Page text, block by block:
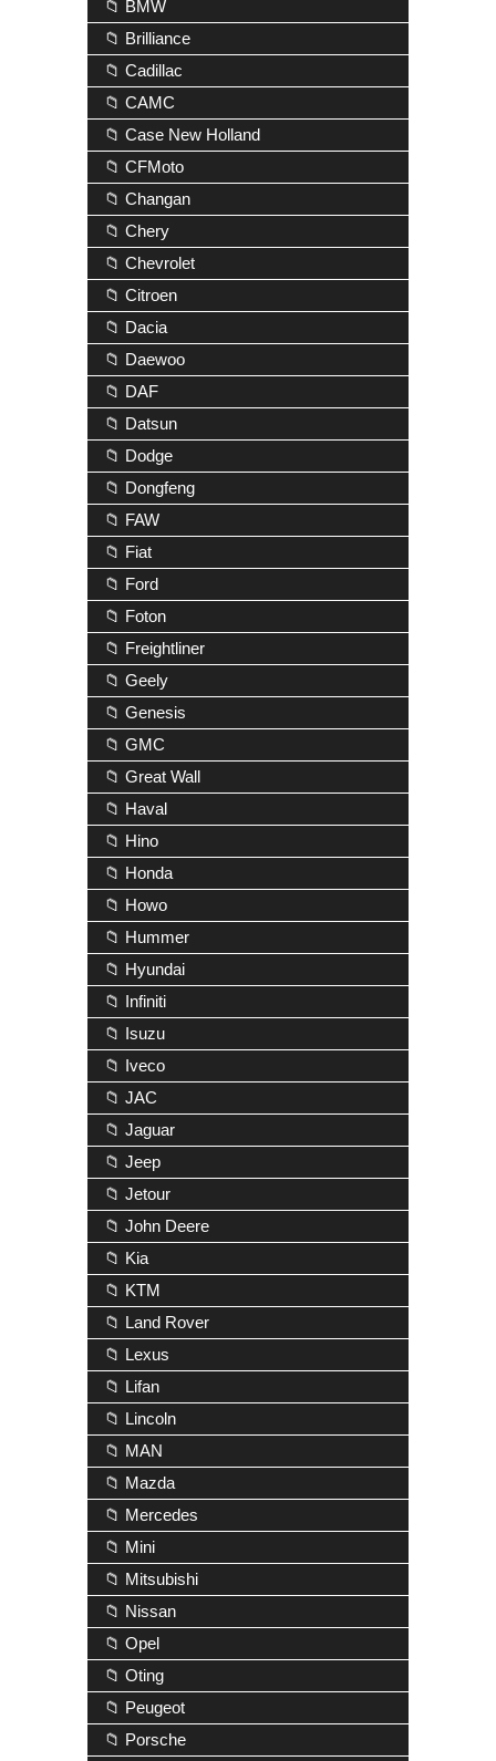
📁 BMW
📁 Brilliance
📁 Cadillac
📁 CAMC
📁 Case New Holland
📁 CFMoto
📁 Changan
📁 Chery
📁 Chevrolet
📁 Citroen
📁 Dacia
📁 Daewoo
📁 DAF
📁 Datsun
📁 Dodge
📁 Dongfeng
📁 FAW
📁 Fiat
📁 Ford
📁 Foton
📁 Freightliner
📁 Geely
📁 Genesis
📁 GMC
📁 Great Wall
📁 Haval
📁 Hino
📁 Honda
📁 Howo
📁 Hummer
📁 Hyundai
📁 Infiniti
📁 Isuzu
📁 Iveco
📁 JAC
📁 Jaguar
📁 Jeep
📁 Jetour
📁 John Deere
📁 Kia
📁 KTM
📁 Land Rover
📁 Lexus
📁 Lifan
📁 Lincoln
📁 MAN
📁 Mazda
📁 Mercedes
📁 Mini
📁 Mitsubishi
📁 Nissan
📁 Opel
📁 Oting
📁 Peugeot
📁 Porsche